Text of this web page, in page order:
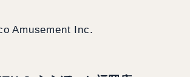
Amusement Inc.